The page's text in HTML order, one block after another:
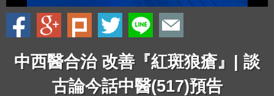
中西醫合治 改善『紅斑狼瘡』| 談
古論今話中醫(517)預告